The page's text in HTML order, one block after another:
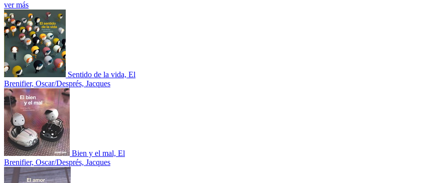
ver más
Sentido de la vida, El
Brenifier, Oscar/Després, Jacques
Bien y el mal, El
Brenifier, Oscar/Després, Jacques